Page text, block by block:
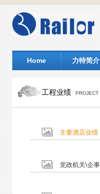
Home 力特简介
工程业绩 PROJECT
主要酒店业绩
党政机关\企